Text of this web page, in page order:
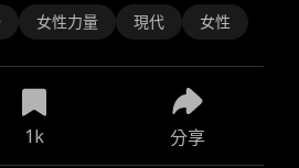
女性力量 現代 女性
1k 分享